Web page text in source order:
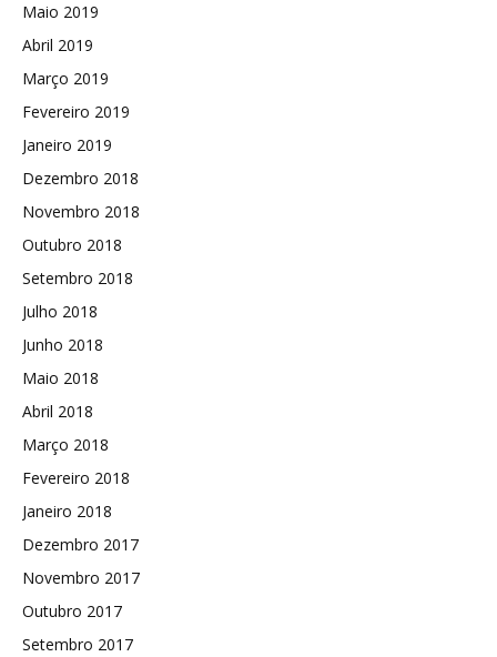
Maio 2019
Abril 2019
Março 2019
Fevereiro 2019
Janeiro 2019
Dezembro 2018
Novembro 2018
Outubro 2018
Setembro 2018
Julho 2018
Junho 2018
Maio 2018
Abril 2018
Março 2018
Fevereiro 2018
Janeiro 2018
Dezembro 2017
Novembro 2017
Outubro 2017
Setembro 2017